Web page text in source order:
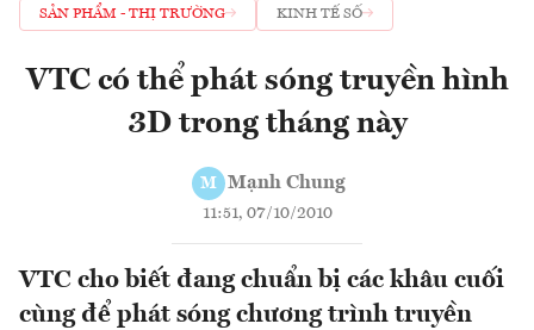
SẢN PHẨM - THỊ TRƯỜNG KINH TẾ SỐ
VTC có thể phát sóng truyền hình
3D trong tháng này
M Mạnh Chung
11:51, 07/10/2010
VTC cho biết đang chuẩn bị các khâu cuối
cùng để phát sóng chương trình truyền